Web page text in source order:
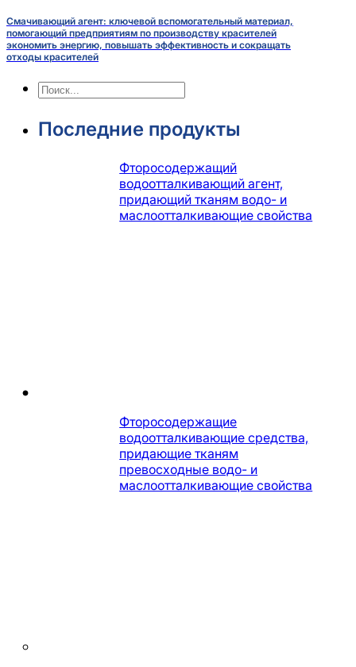
Смачивающий агент: ключевой вспомогательный материал,
помогающий предприятиям по производству красителей
экономить энергию, повышать эффективность и сокращать
отходы красителей
Поиск
Последние продукты
Фторосодержащий
водоотталкивающий агент,
придающий тканям водо- и
маслоотталкивающие свойства
Фторосодержащие
водоотталкивающие средства,
придающие тканям
превосходные водо- и
маслоотталкивающие свойства